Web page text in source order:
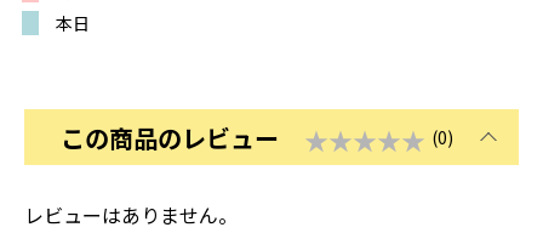
本日
この商品のレビュー ★★★★★ (0)
レビューはありません。